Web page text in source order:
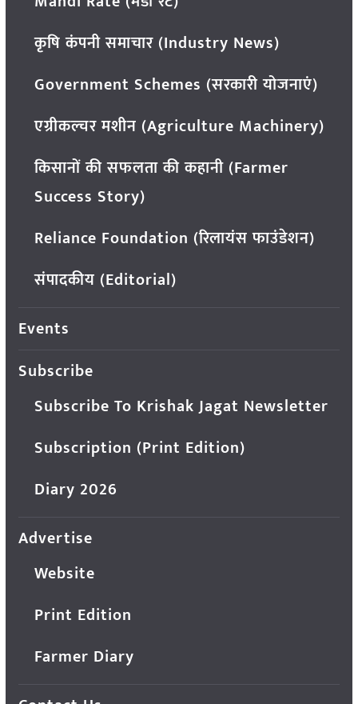
कृषि कंपनी समाचार (Industry News)
Government Schemes (सरकारी योजनाएं)
एग्रीकल्चर मशीन (Agriculture Machinery)
किसानों की सफलता की कहानी (Farmer
Success Story)
Reliance Foundation (रिलायंस फाउंडेशन)
संपादकीय (Editorial)
Events
Subscribe
Subscribe To Krishak Jagat Newsletter
Subscription (Print Edition)
Diary 2026
Advertise
Website
Print Edition
Farmer Diary